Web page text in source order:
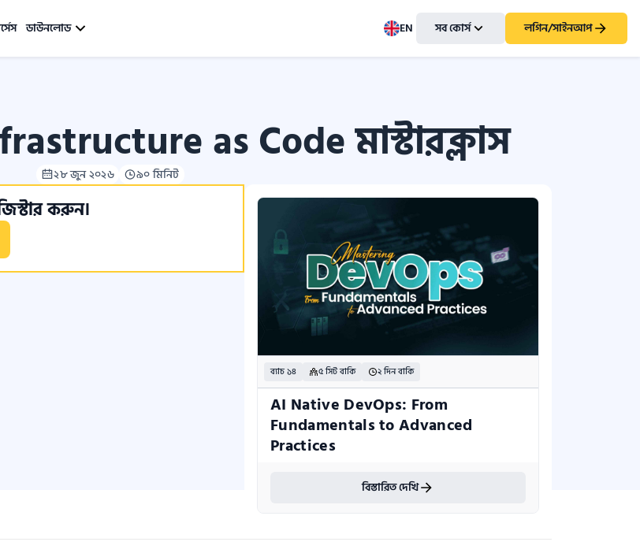
ডাউনলোড EN সব কোর্স লগিন/সাইনআপ
as Code মাস্টারক্লাস
২৮ জুন ২০২৬ ৯০ মিনিট
করুন।
ব্যাচ ১৪ ৫ সিট বাকি ২ দিন বাকি
AI Native DevOps: From
Fundamentals to Advanced
Practices
বিস্তারিত দেখি